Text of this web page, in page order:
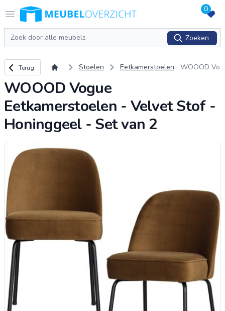
Open menu
Logo Meubeloverzicht.nl 0
Zoeken
Zoeken
Terug naar overzicht
Terug Stoelen Eetkamerstoelen
WOOOD Vo
- Honinggee
WOOOD Vogue
Eetkamerstoelen - Velvet Stof -
Honinggeel - Set van 2